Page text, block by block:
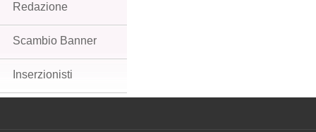
Redazione
Scambio Banner
Inserzionisti